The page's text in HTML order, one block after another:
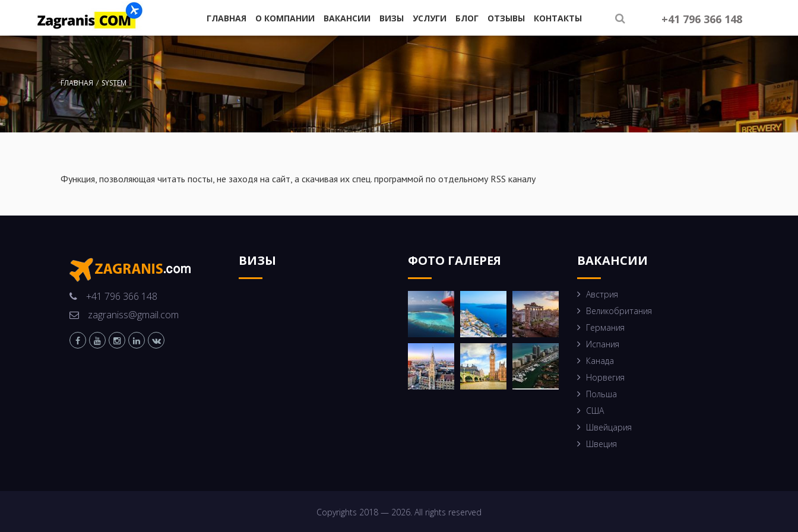
ГЛАВНАЯ О КОМПАНИИ ВАКАНСИИ ВИЗЫ УСЛУГИ БЛОГ ОТЗЫВЫ КОНТАКТЫ +41 796 366 148
ГЛАВНАЯ SYSTEM
Функция, позволяющая читать посты, не заходя на сайт, а скачивая их спец. программой по отдельному RSS каналу
+41 796 366 148
zagraniss@gmail.com
ВИЗЫ ФОТО ГАЛЕРЕЯ ВАКАНСИИ
Австрия
Великобритания
Германия
Испания
Канада
Норвегия
Польша
США
Швейцария
Швеция
Copyrights 2018 — 2026. All rights reserved